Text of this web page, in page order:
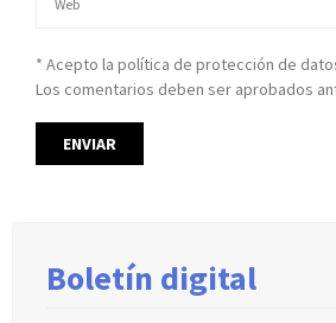
* Acepto la política de protección de
Los comentarios deben ser aprobados
Boletín digital